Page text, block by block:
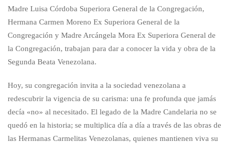
Madre Luisa Córdoba Superiora General de la Congregación,
Hermana Carmen Moreno Ex Superiora General de la
Congregación y Madre Arcángela Mora Ex Superiora General de
la Congregación, trabajan para dar a conocer la vida y obra de la
Segunda Beata Venezolana.
Hoy, su congregación invita a la sociedad venezolana a
redescubrir la vigencia de su carisma: una fe profunda que jamás
decía «no» al necesitado. El legado de la Madre Candelaria no se
quedó en la historia; se multiplica día a día a través de las obras de
las Hermanas Carmelitas Venezolanas, quienes mantienen viva su